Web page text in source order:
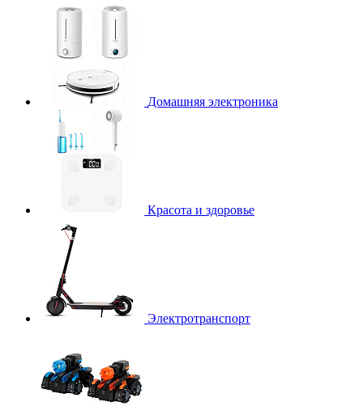
Домашняя электроника
Красота и здоровье
Электротранспорт